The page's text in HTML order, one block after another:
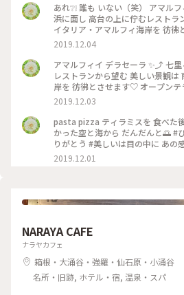
あれ❔❕ 誰も いない（笑） アマル
浜に面し 高台の上に佇むレストランから望む 美しい景観は 南
イタリア・アマルフィ海岸を 彷彿とさせます♡ オープンテラ
ス席から見渡せるのは 180度オー
は いつまでも いつまでも 眺めて
#ひみつの鎌倉 #秋のお出かけ #美
っかり３時間 経っていた（笑） の
2019.12.04
アマルフィイ デラセーラ ✨⤴︎ 七里ヶ浜に面し
レストランから望む 美しい景観は 南イタリア・アマルフィ海
岸を 彷彿とさせます♡ オープンテラス席から見渡せるのは
180度オーシャンビューの眩いパ
でも 眺めていたくなり… 困りま
お出かけ #美味しかった #ありが
た（笑）
2019.12.03
pasta pizza ティラミスを 食べた
かった空と海から だんだんと🌅 #
りがとう #美しいは目の中に あの
2019.12.01
NARAYA CAFE
ナラヤカフェ
箱根・大涌谷・強羅・仙石原・小涌谷
名所・旧跡, ホテル・宿, 温泉・スパ